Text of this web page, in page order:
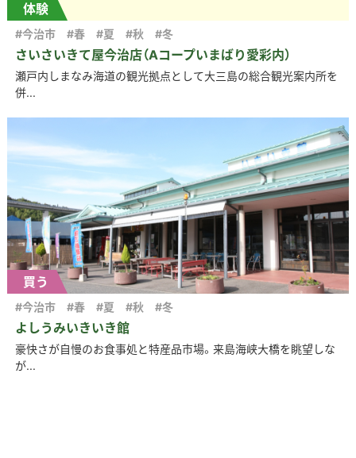
体験
さいさいきて屋今治店（Aコープいまばり愛彩内）
#今治市 #春 #夏 #秋 #冬
瀬戸内しまなみ海道の観光拠点として大三島の総合観光案内所を
併...
買う
よしうみいきいき館
#今治市 #春 #夏 #秋 #冬
豪快さが自慢のお食事処と特産品市場。来島海峡大橋を眺望しな
が...